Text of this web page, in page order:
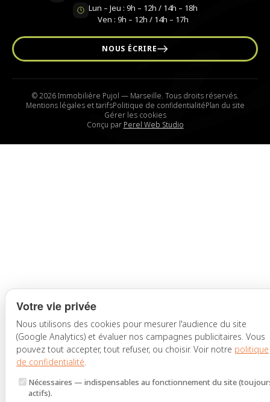
Lun – Jeu : 9h – 12h / 14h – 18h
Ven : 9h – 12h / 14h – 17h
NOUS ÉCRIRE
© 2026 Immobilière Pujol — Marseille. Tous droits réservés.
Mentions légales et tarifsPolitique de confidentialitéPlan du site
Gérer les cookies
Conçu par Perel Web Studio
Votre vie privée
Nous utilisons des cookies pour mesurer l'audience du site
(Google Analytics) et évaluer nos campagnes publicitaires. Vous
pouvez tout accepter, tout refuser, ou choisir. Voir notre politique
de confidentialité.
Nécessaires — indispensables au fonctionnement du site
actifs).